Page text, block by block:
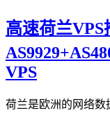
高速荷兰VPS
VPS
荷兰是欧洲的网络数